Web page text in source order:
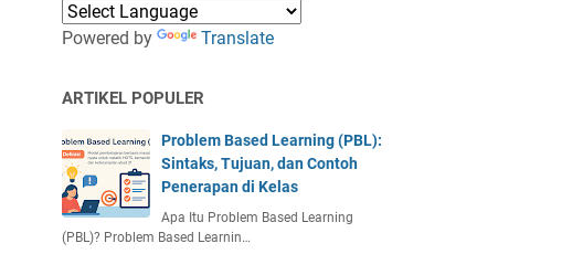
Powered by Translate
ARTIKEL POPULER
Problem Based Learning (PBL):
Sintaks, Tujuan, dan Contoh
Penerapan di Kelas
Apa Itu Problem Based Learning
(PBL)? Problem Based Learnin…